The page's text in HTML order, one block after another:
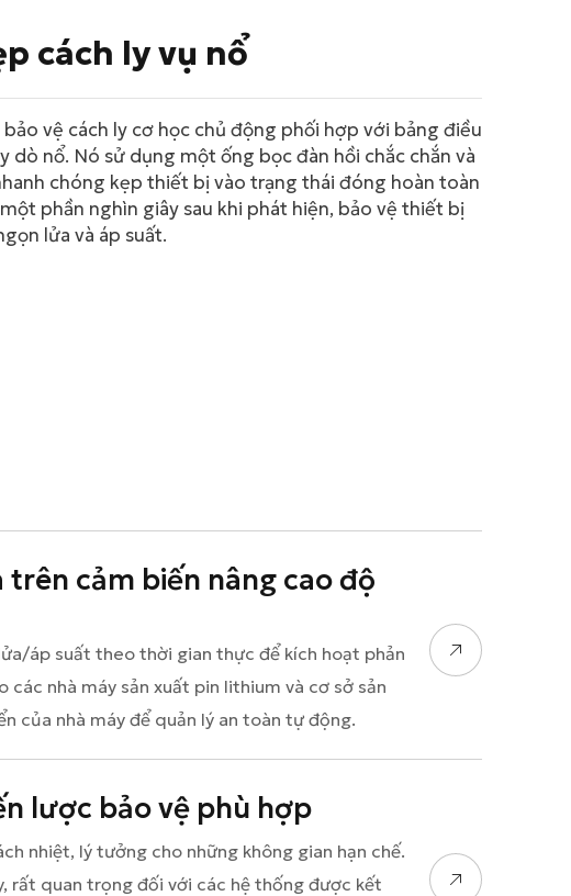
cách ly vụ nổ
vệ cách ly cơ học chủ động phối hợp với bảng điều
dò nổ. Nó sử dụng một ống bọc đàn hồi chắc chắn và
chóng kẹp thiết bị vào trạng thái đóng hoàn toàn
phần nghìn giây sau khi phát hiện, bảo vệ thiết bị
lửa và áp suất.
cảm biến nâng cao độ
áp suất theo thời gian thực để kích hoạt phản
nhà máy sản xuất pin lithium và cơ sở sản
của nhà máy để quản lý an toàn tự động.
lược bảo vệ phù hợp
nhiệt, lý tưởng cho những không gian hạn chế.
rất quan trọng đối với các hệ thống được kết